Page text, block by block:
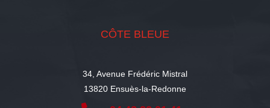
CÔTE BLEUE
34, Avenue Frédéric Mistral
13820 Ensuès-la-Redonne